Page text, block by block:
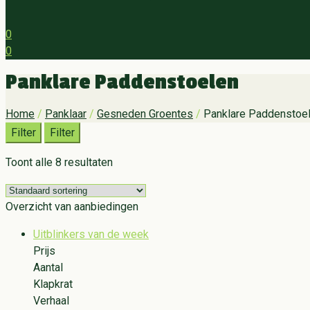
0
0
Panklare Paddenstoelen
Home / Panklaar / Gesneden Groentes / Panklare
Filter
Filter
Toont alle 8 resultaten
Overzicht van aanbiedingen
Uitblinkers van de week
Prijs
Aantal
Klapkrat
Verhaal